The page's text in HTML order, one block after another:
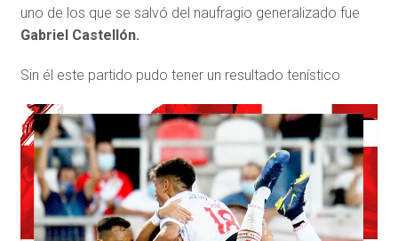
uno de los que se salvó del naufragio generalizado fue
Gabriel Castellón.
Sin él este partido pudo tener un resultado tenístico